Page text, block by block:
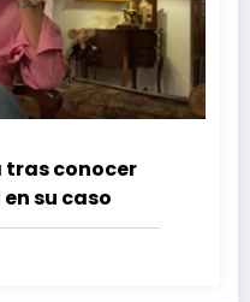
tras conocer
su caso